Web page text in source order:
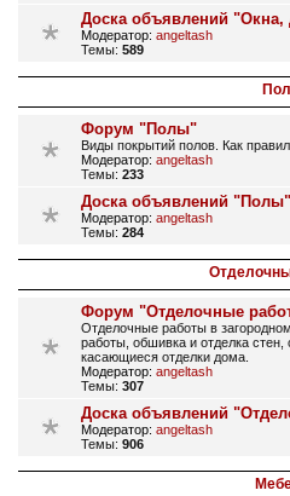
Доска объявлений "Окна,
Модератор: angeltash
Темы: 589
Форум "Полы"
Виды покрытий полов. Как
Модератор: angeltash
Темы: 233
Доска объявлений "Полы"
Модератор: angeltash
Темы: 284
Форум "Отделочные
Отделочные работы в
работы, обшивка и отделка
касающиеся отделки дома.
Модератор: angeltash
Темы: 307
Доска объявлений
Модератор: angeltash
Темы: 906